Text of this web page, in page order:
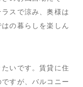
スで涼み、奥様は
の暮らしを楽しん
いです。賃貸に住
すが、バルコニー